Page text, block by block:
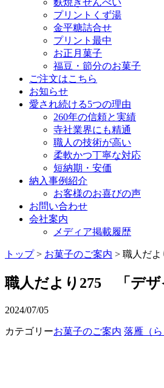
麩焼きせんべい
プリントくず湯
金平糖詰合せ
プリント最中
お正月菓子
福豆・節分のお菓子
ご注文はこちら
お知らせ
愛され続ける5つの理由
260年の信頼と実績
寺社業界にも精通
職人の技術が高い
柔軟かつ丁寧な対応
短納期・安価
納入事例紹介
お客様のお喜びの声
お問い合わせ
会社案内
メディア掲載履歴
トップ> お菓子のご案内 > 職人だ
職人だより275 「デザ
2024/07/05
カテゴリーお菓子のご案内 落雁（ら